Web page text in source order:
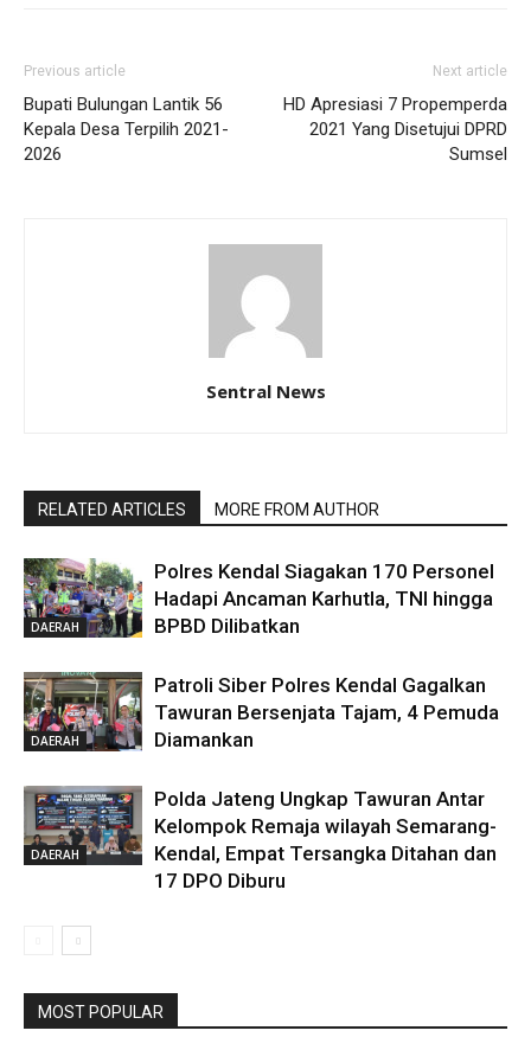
Previous article
Bupati Bulungan Lantik 56
Kepala Desa Terpilih 2021-
2026
Next article
HD Apresiasi 7 Propemperda
2021 Yang Disetujui DPRD
Sumsel
Sentral News
RELATED ARTICLES MORE FROM AUTHOR
DAERAH
Polres Kendal Siagakan 170 Personel
Hadapi Ancaman Karhutla, TNI hingga
BPBD Dilibatkan
DAERAH
Patroli Siber Polres Kendal Gagalkan
Tawuran Bersenjata Tajam, 4 Pemuda
Diamankan
DAERAH
Polda Jateng Ungkap Tawuran Antar
Kelompok Remaja wilayah Semarang-
Kendal, Empat Tersangka Ditahan dan
17 DPO Diburu
MOST POPULAR